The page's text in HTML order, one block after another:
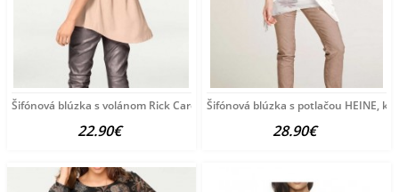
Šifónová blúzka s volánom Rick Cardona, púdrová
22.90€
Šifónová blúzka s potlačou HEINE,
28.90€